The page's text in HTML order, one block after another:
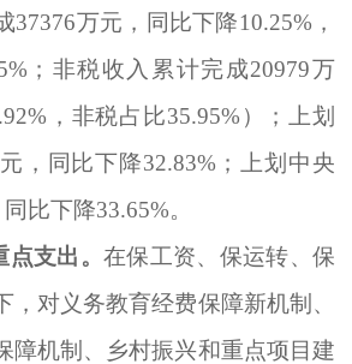
37376万元，同比下降10.25% ，
；非税收入累计完成20979万
，非税占比35.95% ）；上划
，同比下降32.83% ；上划中央
比下降33.65%。
支出。 在保工资、保运转、保
，对义务教育经费保障新机制、
障机制、乡村振兴和重点项目建